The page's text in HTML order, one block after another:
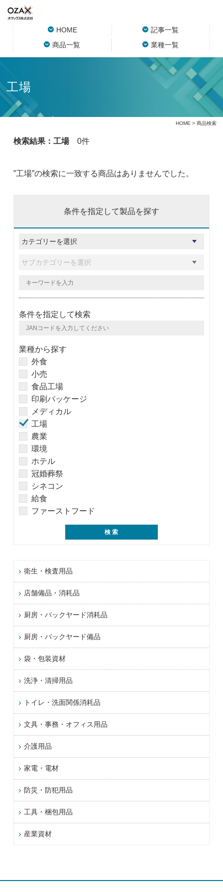
HOME
記事一覧
商品一覧
業種一覧
工場
HOME > 商品検索
検索結果：工場0件
”工場”の検索に一致する商品はありませんでした。
条件を指定して製品を探す
条件を指定して検索
業種から探す
外食
小売
食品工場
印刷パッケージ
メディカル
工場
農業
環境
ホテル
冠婚葬祭
シネコン
給食
ファーストフード
衛生・検査用品
店舗備品・消耗品
厨房・バックヤード消耗品
厨房・バックヤード備品
袋・包装資材
洗浄・清掃用品
トイレ・洗面関係消耗品
文具・事務・オフィス用品
介護用品
家電・電材
防災・防犯用品
工具・梱包用品
産業資材